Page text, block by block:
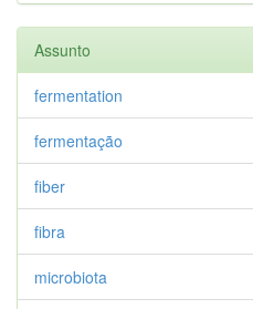
Assunto
fermentation
fermentação
fiber
fibra
microbiota